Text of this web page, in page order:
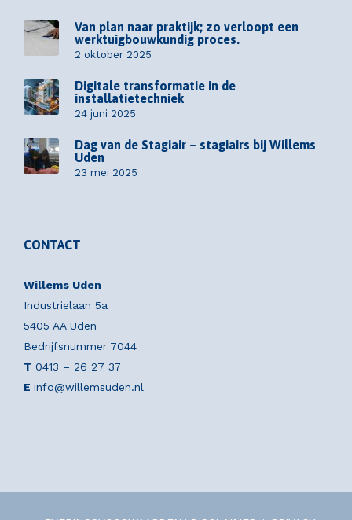
Van plan naar praktijk; zo verloopt een
werktuigbouwkundig proces.
2 oktober 2025
Digitale transformatie in de
installatietechniek
24 juni 2025
Dag van de Stagiair – stagiairs bij Willems
Uden
23 mei 2025
CONTACT
Willems Uden
Industrielaan 5a
5405 AA Uden
Bedrijfsnummer 7044
T 0413 – 26 27 37
E info@willemsuden.nl